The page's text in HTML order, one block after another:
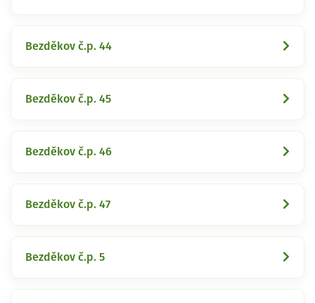
Bezděkov č.p. 44
Bezděkov č.p. 45
Bezděkov č.p. 46
Bezděkov č.p. 47
Bezděkov č.p. 5